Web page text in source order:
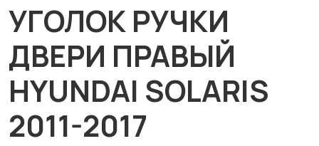
УГОЛОК РУЧКИ
ДВЕРИ ПРАВЫЙ
HYUNDAI SOLARIS
2011-2017